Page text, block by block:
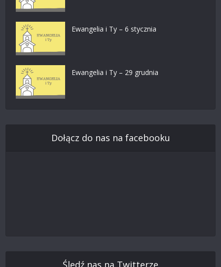
Ewangelia i Ty – 6 stycznia
Ewangelia i Ty – 29 grudnia
Dołącz do nas na facebooku